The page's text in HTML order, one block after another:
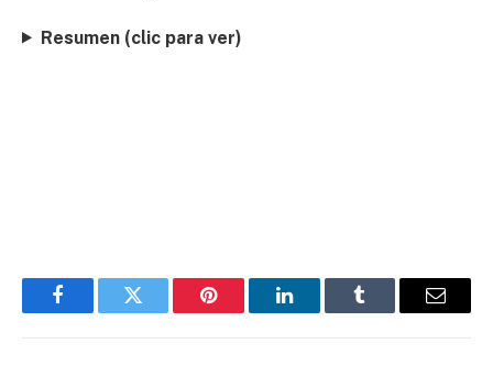
Resumen (clic para ver)
FacebookTwitter Pinterest LinkedInTumblr Email